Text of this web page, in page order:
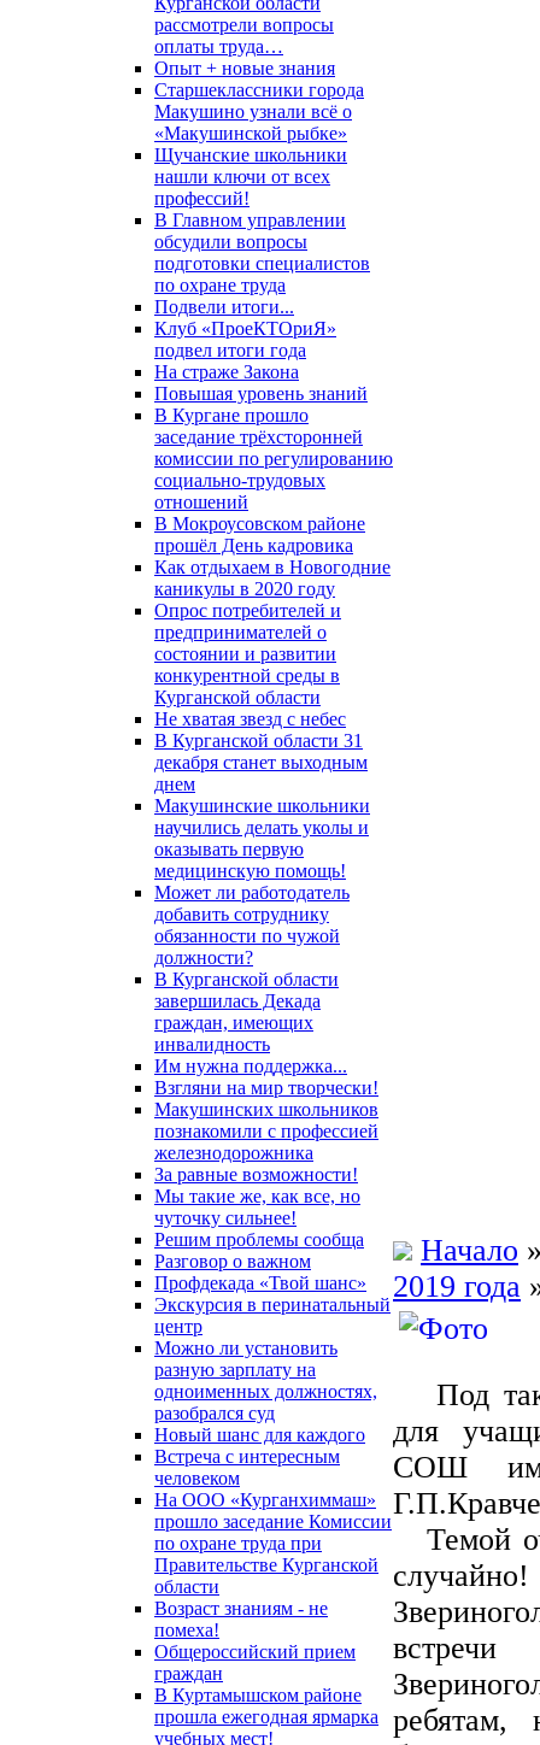
рассмотрели вопросы
оплаты труда…
Опыт + новые знания
Старшеклассники города
Макушино узнали всё о
«Макушинской рыбке»
Щучанские школьники
нашли ключи от всех
профессий!
В Главном управлении
обсудили вопросы
подготовки специалистов
по охране труда
Подвели итоги...
Клуб «ПроеКТОриЯ»
подвел итоги года
На страже Закона
Повышая уровень знаний
В Кургане прошло
заседание трёхсторонней
комиссии по регулированию
социально-трудовых
отношений
В Мокроусовском районе
прошёл День кадровика
Как отдыхаем в Новогодние
каникулы в 2020 году
Опрос потребителей и
предпринимателей о
состоянии и развитии
конкурентной среды в
Курганской области
Не хватая звезд с небес
В Курганской области 31
декабря станет выходным
днем
Макушинские школьники
научились делать уколы и
оказывать первую
медицинскую помощь!
Может ли работодатель
добавить сотруднику
обязанности по чужой
должности?
В Курганской области
завершилась Декада
граждан, имеющих
инвалидность
Им нужна поддержка...
Взгляни на мир творчески!
Макушинских школьников
познакомили с профессией
железнодорожника
За равные возможности!
Мы такие же, как все, но
чуточку сильнее!
Решим проблемы сообща
Разговор о важном
Профдекада «Твой шанс»
Экскурсия в перинатальный
центр
Можно ли установить
разную зарплату на
одноименных должностях,
разобрался суд
Новый шанс для каждого
Встреча с интересным
человеком
На ООО «Курганхиммаш»
прошло заседание Комиссии
по охране труда при
Правительстве Курганской
области
Возраст знаниям - не
помеха!
Общероссийский прием
граждан
В Куртамышском районе
прошла ежегодная ярмарка
учебных мест!
Начало
2019 года
Под
для
СОШ
Темой
случайно!
встречи
ребятам,